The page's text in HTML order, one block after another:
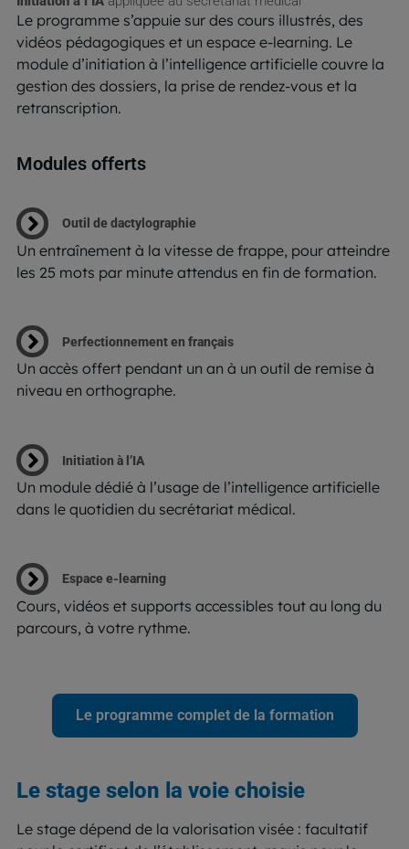
Le programme s’appuie sur des cours illustrés, des
vidéos pédagogiques et un espace e-learning. Le
module d’initiation à l’intelligence artificielle couvre la
gestion des dossiers, la prise de rendez-vous et la
retranscription.
Modules offerts
Outil de dactylographie
Un entraînement à la vitesse de frappe, pour atteindre
les 25 mots par minute attendus en fin de formation.
Perfectionnement en français
Un accès offert pendant un an à un outil de remise à
niveau en orthographe.
Initiation à l’IA
Un module dédié à l’usage de l’intelligence artificielle
dans le quotidien du secrétariat médical.
Espace e-learning
Cours, vidéos et supports accessibles tout au long du
parcours, à votre rythme.
Le programme complet de la formation
Le stage selon la voie choisie
Le stage dépend de la valorisation visée : facultatif